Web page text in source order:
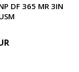
DF 365 MR 3IN